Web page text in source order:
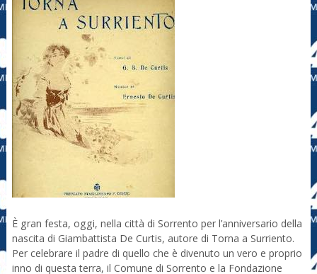
È gran festa, oggi, nella città di Sorrento per l’anniversario della
nascita di Giambattista De Curtis, autore di Torna a Surriento.
Per celebrare il padre di quello che è divenuto un vero e proprio
inno di questa terra, il Comune di Sorrento e la Fondazione